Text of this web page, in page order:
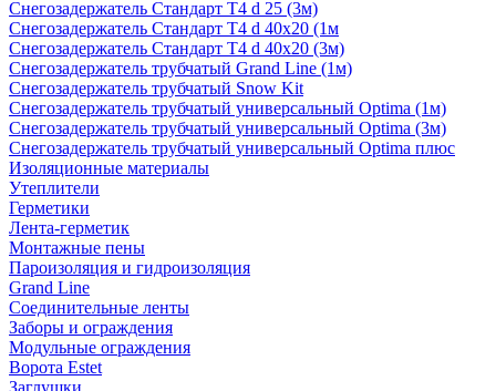
Снегозадержатель Стандарт Т4 d 25 (3м)
Снегозадержатель Стандарт Т4 d 40х20 (1м
Снегозадержатель Стандарт Т4 d 40х20 (3м)
Снегозадержатель трубчатый Grand Line (1м)
Снегозадержатель трубчатый Snow Kit
Снегозадержатель трубчатый универсальный Optima (1м)
Снегозадержатель трубчатый универсальный Optima (3м)
Снегозадержатель трубчатый универсальный Optima плюс
Изоляционные материалы
Утеплители
Герметики
Лента-герметик
Монтажные пены
Пароизоляция и гидроизоляция
Grand Line
Соединительные ленты
Заборы и ограждения
Модульные ограждения
Ворота Estet
Заглушки